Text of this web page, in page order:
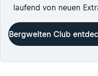
laufend von neuen
Bergwelten Club